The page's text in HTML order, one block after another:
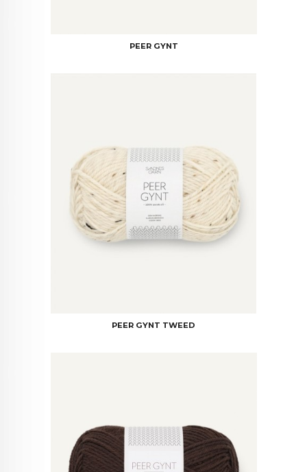
PEER GYNT
PEER GYNT TWEED